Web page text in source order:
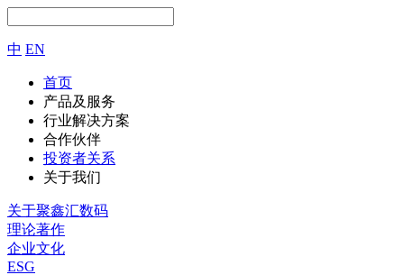
中 EN
首页
产品及服务
行业解决方案
合作伙伴
投资者关系
关于我们
关于聚鑫汇数码
理论著作
企业文化
ESG